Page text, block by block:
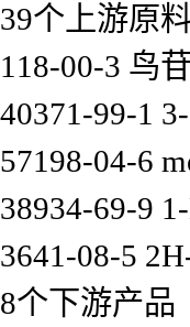
39个上游原
118-00-3 鸟苷
40371-99-1
57198-04-6
38934-69-9
3641-08-5
8个下游产品